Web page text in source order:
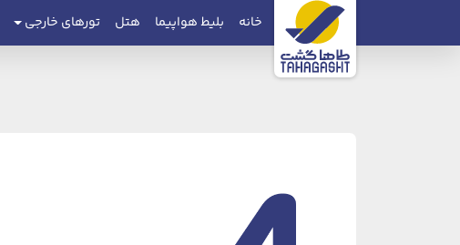
خانه بلیط هواپیما هتل تورهای خارجی